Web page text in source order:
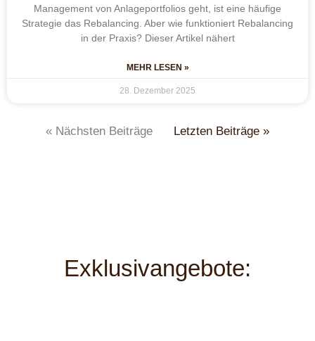
Management von Anlageportfolios geht, ist eine häufige
Strategie das Rebalancing. Aber wie funktioniert Rebalancing
in der Praxis? Dieser Artikel nähert
MEHR LESEN »
28. Dezember 2025
« Nächsten Beiträge Letzten Beiträge »
Exklusivangebote: